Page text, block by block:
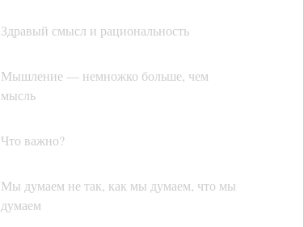
Здравый смысл и рациональность
Мышление — немножко больше, чем
мысль
Что важно?
Мы думаем не так, как мы думаем, что мы
думаем